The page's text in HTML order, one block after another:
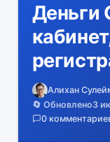
Деньги
Алихан
🔄 Обновлено3
0